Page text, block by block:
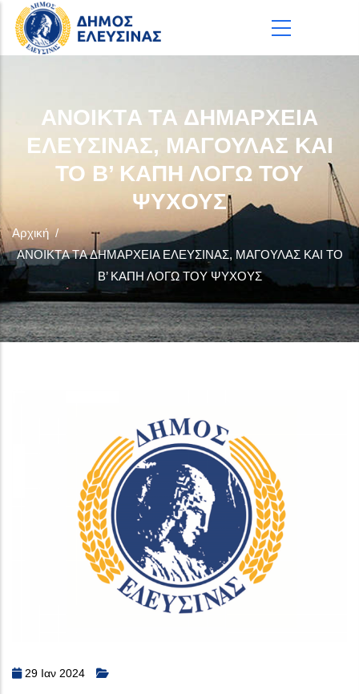
Παράκαμψη προς το κυρίως περιεχόμενο
ΑΝΟΙΚΤA ΤA ΔΗΜΑΡΧΕΙΑ
ΕΛΕΥΣΙΝΑΣ, ΜΑΓΟΥΛΑΣ ΚΑΙ
ΤΟ Β’ ΚΑΠΗ ΛΟΓΩ ΤΟΥ
ΨΥΧΟΥΣ
Αρχική /
ΑΝΟΙΚΤA ΤA ΔΗΜΑΡΧΕΙΑ ΕΛΕΥΣΙΝΑΣ, ΜΑΓΟΥΛΑΣ ΚΑΙ ΤΟ
Β’ ΚΑΠΗ ΛΟΓΩ ΤΟΥ ΨΥΧΟΥΣ
29 Ιαν 2024